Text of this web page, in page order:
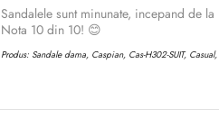
Sandalele sunt minunate, incepand de
Nota 10 din 10! 😊
Produs: Sandale dama, Caspian, Cas-H302-SUIT,